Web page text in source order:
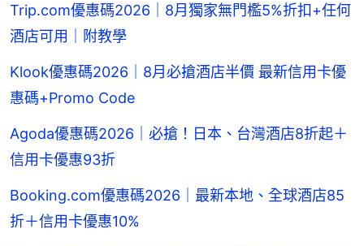
Trip.com優惠碼2026｜8月獨家無門檻5%折扣+任何
酒店可用｜附教學
Klook優惠碼2026｜8月必搶酒店半價 最新信用卡優
惠碼+Promo Code
Agoda優惠碼2026｜必搶！日本、台灣酒店8折起＋
信用卡優惠93折
Booking.com優惠碼2026｜最新本地、全球酒店85
折＋信用卡優惠10%